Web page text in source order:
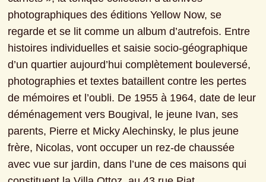
photographiques des éditions Yellow Now, se
regarde et se lit comme un album d’autrefois. Entre
histoires individuelles et saisie socio-géographique
d’un quartier aujourd’hui complètement bouleversé,
photographies et textes bataillent contre les pertes
de mémoires et l’oubli. De 1955 à 1964, date de leur
déménagement vers Bougival, le jeune Ivan, ses
parents, Pierre et Micky Alechinsky, le plus jeune
frère, Nicolas, vont occuper un rez-de chaussée
avec vue sur jardin, dans l’une de ces maisons qui